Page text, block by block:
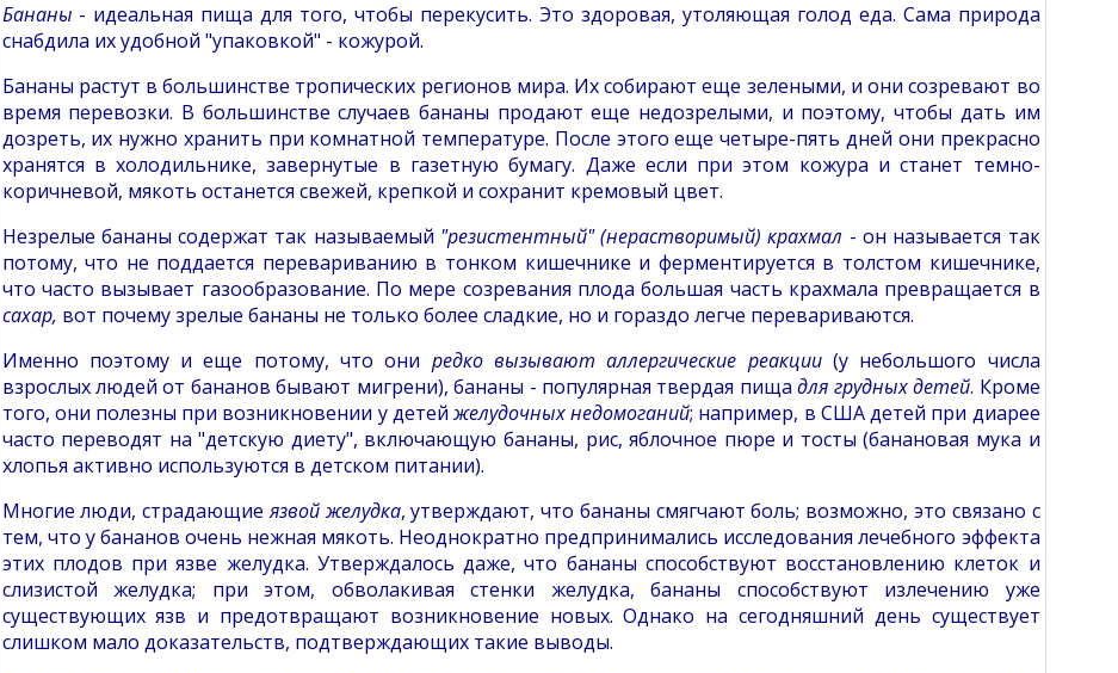
Бананы - идеальная пища для того, чтобы перекусить. Это здоровая, утоляющая голод еда. Сама природа
снабдила их удобной "упаковкой" - кожурой.
Бананы растут в большинстве тропических регионов мира. Их собирают еще зелеными, и они созревают во
время перевозки. В большинстве случаев бананы продают еще недозрелыми, и поэтому, чтобы дать им
дозреть, их нужно хранить при комнатной температуре. После этого еще четыре-пять дней они прекрасно
хранятся в холодильнике, завернутые в газетную бумагу. Даже если при этом кожура и станет темно-
коричневой, мякоть останется свежей, крепкой и сохранит кремовый цвет.
Незрелые бананы содержат так называемый "резистентный" (нерастворимый) крахмал - он называется так
потому, что не поддается перевариванию в тонком кишечнике и ферментируется в толстом кишечнике,
что часто вызывает газообразование. По мере созревания плода большая часть крахмала превращается в
сахар, вот почему зрелые бананы не только более сладкие, но и гораздо легче перевариваются.
Именно поэтому и еще потому, что они редко вызывают аллергические реакции (у небольшого числа
взрослых людей от бананов бывают мигрени), бананы - популярная твердая пищадля грудных детей. Кроме
того, они полезны при возникновении у детейжелудочных недомоганий; например, в США детей при диарее
часто переводят на "детскую диету", включающую бананы, рис, яблочное пюре и тосты (банановая мука и
хлопья активно используются в детском питании).
Многие люди, страдающиеязвой желудка, утверждают, что бананы смягчают боль; возможно, это связано с
тем, что у бананов очень нежная мякоть. Неоднократно предпринимались исследования лечебного эффекта
этих плодов при язве желудка. Утверждалось даже, что бананы способствуют восстановлению клеток и
слизистой желудка; при этом, обволакивая стенки желудка, бананы способствуют излечению уже
существующих язв и предотвращают возникновение новых. Однако на сегодняшний день существует
слишком мало доказательств, подтверждающих такие выводы.